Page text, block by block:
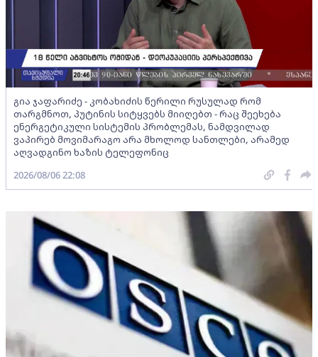
გია ჯაფარიძე - კობახიძის წერილი რუსულად რომ
თარგმნოთ, პუტინის სიტყვებს მიიღებთ - რაც შეეხება
ენერგეტიკული სისტემის პრობლემას, ნამდვილად
ვაპირებ მოვიმარაგო არა მხოლოდ სანთლები, არამედ
აღვადგინო ხაზის ტელეფონიც
2026/08/06 22:08